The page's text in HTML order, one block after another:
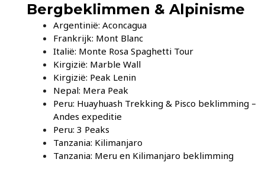
Bergbeklimmen & Alpinisme
Argentinië: Aconcagua
Frankrijk: Mont Blanc
Italië: Monte Rosa Spaghetti Tour
Kirgizië: Marble Wall
Kirgizië: Peak Lenin
Nepal: Mera Peak
Peru: Huayhuash Trekking & Pisco beklimming –
Andes expeditie
Peru: 3 Peaks
Tanzania: Kilimanjaro
Tanzania: Meru en Kilimanjaro beklimming